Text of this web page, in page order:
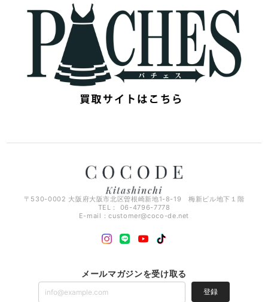
〒530-0002 大阪府大阪市北区曽根崎新地1-8-19 梅新ビル地下１階
TEL： 06-4796-7778
E-mail：customer@coco-de.net
メールマガジンを受け取る
登録